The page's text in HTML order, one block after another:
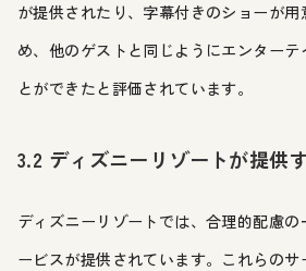
が提供されたり、字幕付きのショーが
め、他のゲストと同じようにエンターテ
とができたと評価されています。
3.2 ディズニーリゾートが提供
ディズニーリゾートでは、合理的配慮
ービスが提供されています。これらのサ